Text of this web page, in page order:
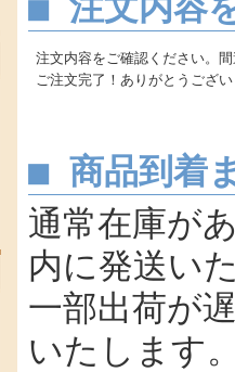
注文内容をご確認ください。
ご注文完了！ありがとうござ
■ 商品到着
通常在庫が
内に発送い
一部出荷が
いたします